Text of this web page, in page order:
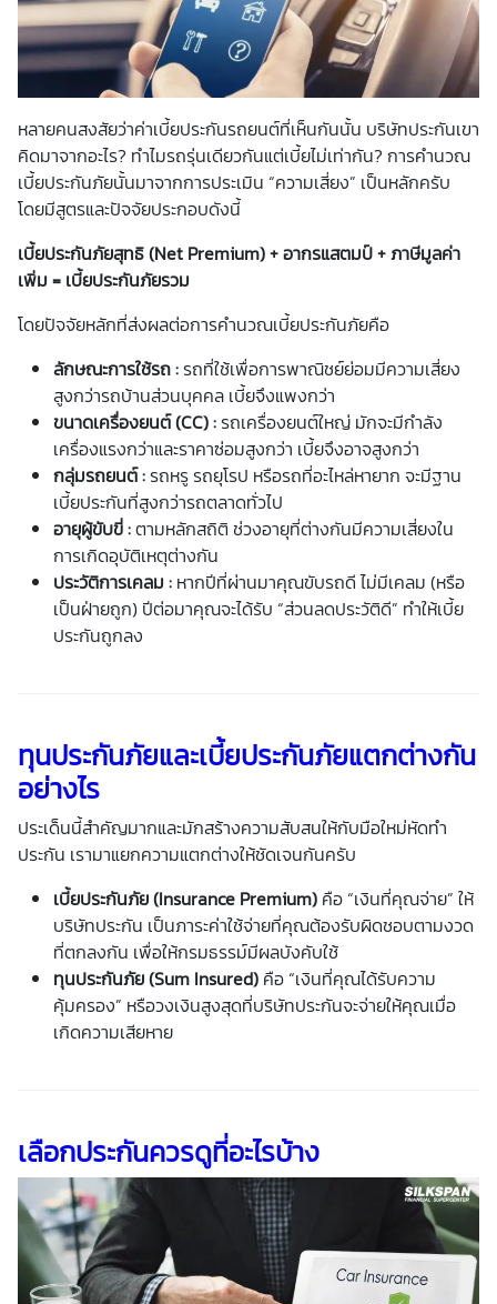
หลายคนสงสัยว่าค่าเบี้ยประกันรถยนต์ที่เห็นกันนั้น บริษัทประกันเขา
คิดมาจากอะไร? ทำไมรถรุ่นเดียวกันแต่เบี้ยไม่เท่ากัน? การคำนวณ
เบี้ยประกันภัยนั้นมาจากการประเมิน “ความเสี่ยง” เป็นหลักครับ
โดยมีสูตรและปัจจัยประกอบดังนี้
เบี้ยประกันภัยสุทธิ (Net Premium) + อากรแสตมป์ + ภาษีมูลค่า
เพิ่ม = เบี้ยประกันภัยรวม
โดยปัจจัยหลักที่ส่งผลต่อการคำนวณเบี้ยประกันภัยคือ
ลักษณะการใช้รถ :รถที่ใช้เพื่อการพาณิชย์ย่อมมีความเสี่ยง
สูงกว่ารถบ้านส่วนบุคคล เบี้ยจึงแพงกว่า
ขนาดเครื่องยนต์ (CC) :รถเครื่องยนต์ใหญ่ มักจะมีกำลัง
เครื่องแรงกว่าและราคาซ่อมสูงกว่า เบี้ยจึงอาจสูงกว่า
กลุ่มรถยนต์ :รถหรู รถยุโรป หรือรถที่อะไหล่หายาก จะมีฐาน
เบี้ยประกันที่สูงกว่ารถตลาดทั่วไป
อายุผู้ขับขี่ :ตามหลักสถิติ ช่วงอายุที่ต่างกันมีความเสี่ยงใน
การเกิดอุบัติเหตุต่างกัน
ประวัติการเคลม : หากปีที่ผ่านมาคุณขับรถดี ไม่มีเคลม (หรือ
เป็นฝ่ายถูก) ปีต่อมาคุณจะได้รับ “ส่วนลดประวัติดี” ทำให้เบี้ย
ประกันถูกลง
ทุนประกันภัยและเบี้ยประกันภัยแตกต่างกัน
อย่างไร
ประเด็นนี้สำคัญมากและมักสร้างความสับสนให้กับมือใหม่หัดทำ
ประกัน เรามาแยกความแตกต่างให้ชัดเจนกันครับ
เบี้ยประกันภัย(Insurance Premium) คือ “เงินที่คุณจ่าย” ให้
บริษัทประกัน เป็นภาระค่าใช้จ่ายที่คุณต้องรับผิดชอบตามงวด
ที่ตกลงกัน เพื่อให้กรมธรรม์มีผลบังคับใช้
ทุนประกันภัย (Sum Insured) คือ “เงินที่คุณได้รับความ
คุ้มครอง” หรือวงเงินสูงสุดที่บริษัทประกันจะจ่ายให้คุณเมื่อ
เกิดความเสียหาย
เลือกประกันควรดูที่อะไรบ้าง